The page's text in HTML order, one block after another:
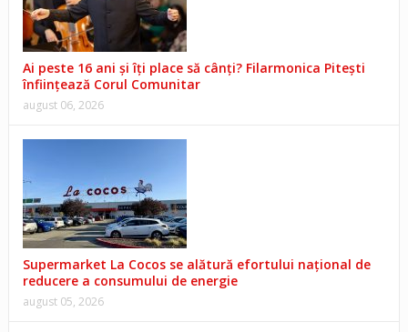
Ai peste 16 ani și îți place să cânți? Filarmonica Pitești
înființează Corul Comunitar
august 06, 2026
Supermarket La Cocos se alătură efortului național de
reducere a consumului de energie
august 05, 2026